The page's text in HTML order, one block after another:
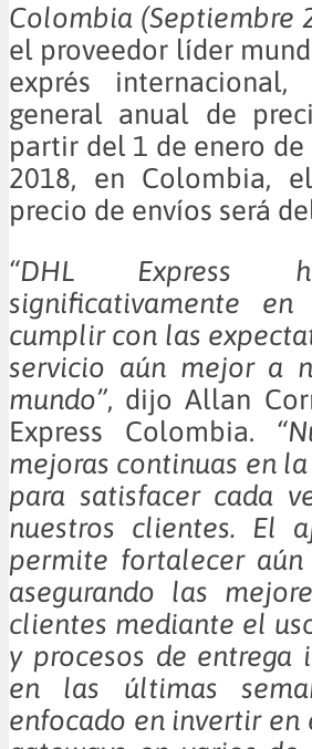
Colombia
el proveedor líder
exprés
general anual de
partir del 1 de enero
2018, en Colombia,
precio de envíos será
“DHL Express
significativamente
cumplir con las
servicio aún mejor a
mundo”, dijo Allan
Express Colombia.
mejoras continuas en
para satisfacer cada
nuestros clientes. El
permite fortalecer aún
asegurando las
clientes mediante el
y procesos de entrega
en las últimas
enfocado en invertir en